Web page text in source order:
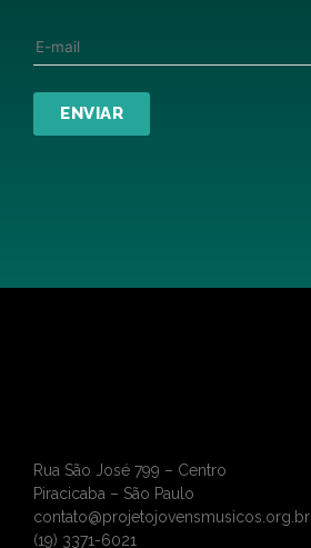
E-mail
ENVIAR
Rua São José 799 – Centro
Piracicaba – São Paulo
contato@projetojovensmusicos.org.br
(19) 3371-6021